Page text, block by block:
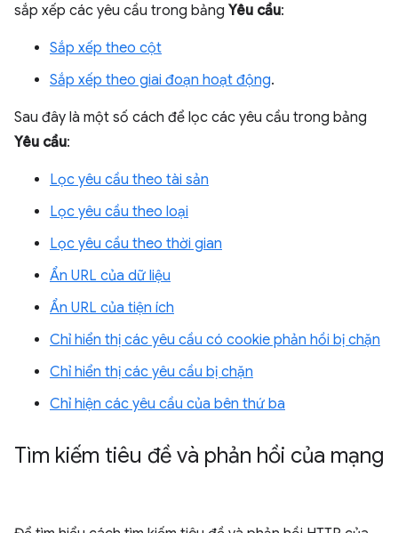
sắp xếp các yêu cầu trong bảng Yêu cầu:
Sắp xếp theo cột
Sắp xếp theo giai đoạn hoạt động.
Sau đây là một số cách để lọc các yêu cầu trong bảng
Yêu cầu:
Lọc yêu cầu theo tài sản
Lọc yêu cầu theo loại
Lọc yêu cầu theo thời gian
Ẩn URL của dữ liệu
Ẩn URL của tiện ích
Chỉ hiển thị các yêu cầu có cookie phản hồi bị chặn
Chỉ hiển thị các yêu cầu bị chặn
Chỉ hiện các yêu cầu của bên thứ ba
Tìm kiếm tiêu đề và phản hồi của mạng